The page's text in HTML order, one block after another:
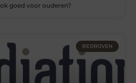
goed voor ouderen?
BEDRIJVEN